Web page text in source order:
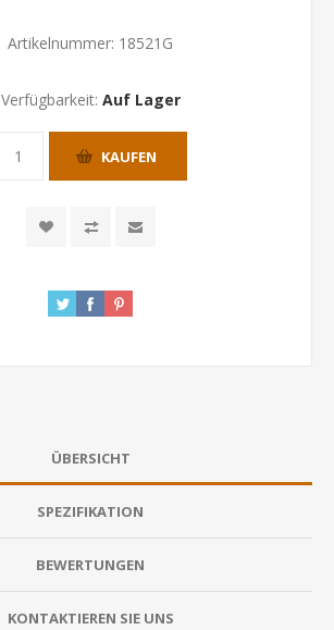
Artikelnummer: 18521G
Verfügbarkeit: Auf Lager
KAUFEN
ÜBERSICHT
SPEZIFIKATION
BEWERTUNGEN
KONTAKTIEREN SIE UNS